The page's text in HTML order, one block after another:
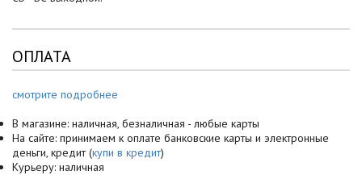
ОПЛАТА
смотрите подробнее
В магазине: наличная, безналичная - любые карты
На сайте: принимаем к оплате банковские карты и электронные
деньги, кредит (купи в кредит)
Курьеру: наличная